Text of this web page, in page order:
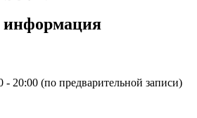
информация
- 20:00 (по предварительной записи)